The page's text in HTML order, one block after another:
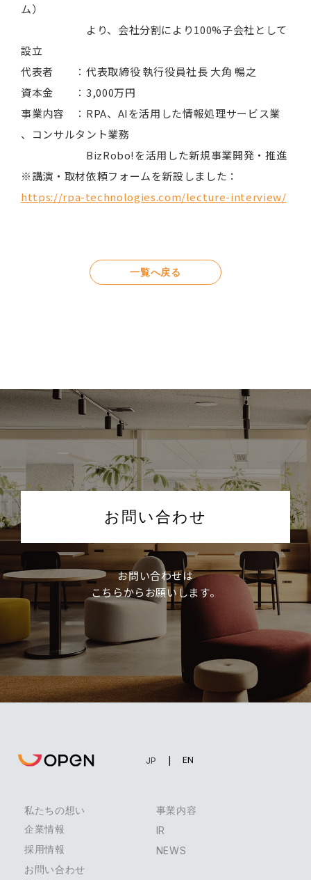
ム）
より、会社分割により100%子会社として
設立
代表者 ：代表取締役 執行役員社長 大角 暢之
資本金 ：3,000万円
事業内容 ：RPA、AIを活用した情報処理サービス業
、コンサルタント業務
BizRobo!を活用した新規事業開発・推進
※講演・取材依頼フォームを新設しました：
https://rpa-technologies.com/lecture-interview/
一覧へ戻る
お問い合わせ
お問い合わせは
こちらからお願いします。
EN
JP
私たちの想い
事業内容
企業情報
IR
採用情報
NEWS
お問い合わせ